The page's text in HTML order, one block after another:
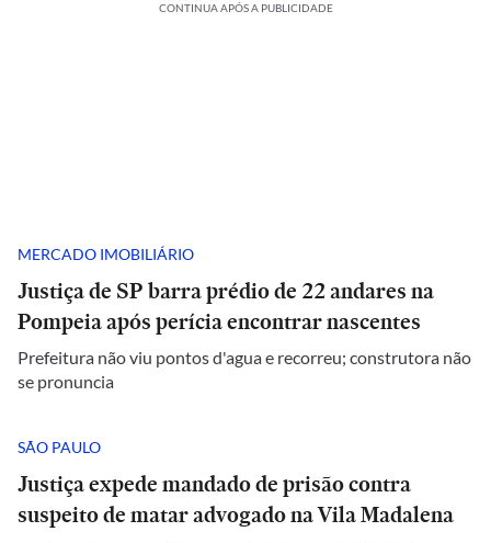
CONTINUA APÓS A PUBLICIDADE
MERCADO IMOBILIÁRIO
Justiça de SP barra prédio de 22 andares na
Pompeia após perícia encontrar nascentes
Prefeitura não viu pontos d'agua e recorreu; construtora não
se pronuncia
SÃO PAULO
Justiça expede mandado de prisão contra
suspeito de matar advogado na Vila Madalena